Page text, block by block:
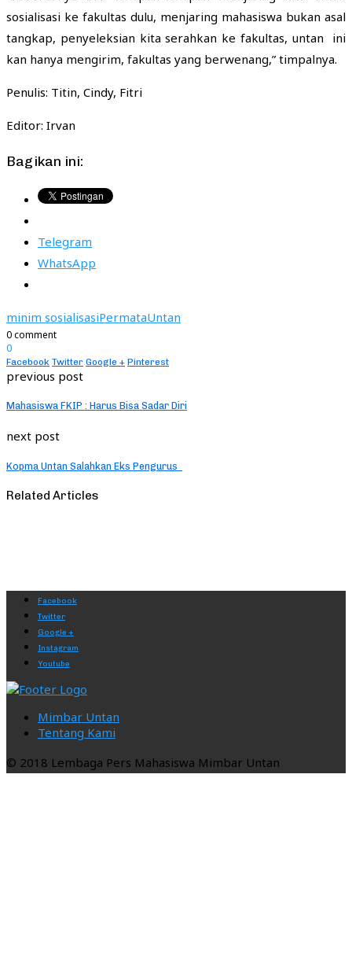
sosialisasi ke fakultas dulu, menjaring mahasiswa bukan asal
tangkap, penyeleksian kita serahkan ke fakultas, untan ini
kan hanya mengirim, fakultas yang berwenang,” timpalnya.
Penulis: Titin, Cindy, Fitri
Editor: Irvan
Bagikan ini:
Telegram
WhatsApp
minim sosialisasiPermataUntan
0 comment
0
Facebook Twitter Google + Pinterest
previous post
Mahasiswa FKIP : Harus Bisa Sadar Diri
next post
Kopma Untan Salahkan Eks Pengurus
Related Articles
Facebook
Twitter
Google +
Instagram
Youtube
Mimbar Untan
Tentang Kami
© 2018 Lembaga Pers Mahasiswa Mimbar Untan